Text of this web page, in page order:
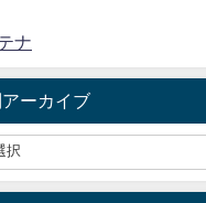
ナ
ーカイブ